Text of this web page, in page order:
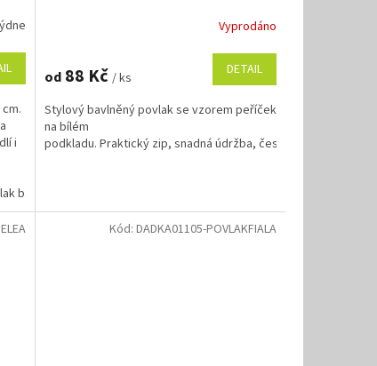
i
bavlna béžová 40x50 cm
Vyprodáno
od88 Kč / ks DETAIL
Stylový bavlněný povlak se vzorem peříček
na bílém
podkladu. Praktický zip, snadná údržba, česká kvalita s
Kód: DADKA01105-POVLAKFIALA